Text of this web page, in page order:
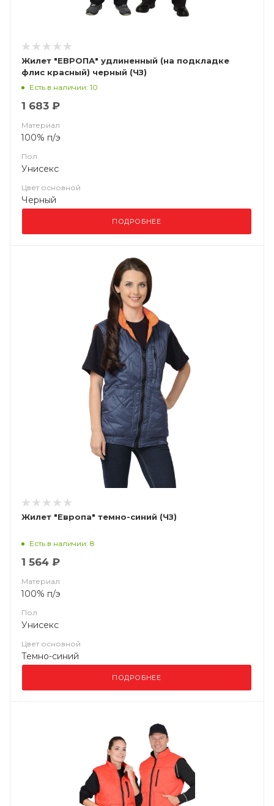
Жилет "ЕВРОПА" удлиненный (на подкладке
флис красный) черный (ЧЗ)
Есть в наличии: 10
1 683 ₽
Материал
100% п/э
Пол
Унисекс
Цвет основной
Черный
ПОДРОБНЕЕ
Жилет "Европа" темно-синий (ЧЗ)
Есть в наличии: 8
1 564 ₽
Материал
100% п/э
Пол
Унисекс
Цвет основной
Темно-синий
ПОДРОБНЕЕ